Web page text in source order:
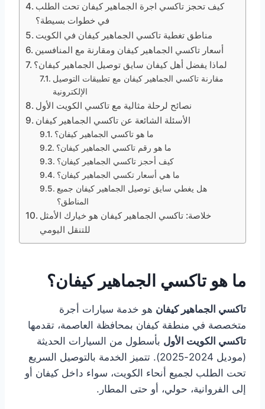
كيف تحجز تاكسي اجرة الجماهير كيفان تحت الطلب
في خطوات بسيطة؟
مناطق تغطية تاكسي الجماهير كيفان في الكويت
أسعار تاكسي الجماهير كيفان ومقارنة مع المنافسين
لماذا يفضل أهل كيفان سايق توصيل الجماهير كيفان؟
مقارنة تاكسي الجماهير كيفان مع تطبيقات التوصيل
الإلكترونية
نصائح لرحلة مثالية مع تاكسي الكويت الأول
الأسئلة الشائعة عن تاكسي الجماهير كيفان
ما هو تاكسي الجماهير كيفان؟
ما هو رقم تاكسي الجماهير كيفان؟
كيف أحجز تاكسي الجماهير كيفان؟
ما هي أسعار تكسي الجماهير كيفان؟
هل يغطي سايق توصيل الجماهير كيفان جميع
المناطق؟
خلاصة: تاكسي الجماهير كيفان هو خيارك الأمثل
للتنقل اليومي
ما هو تاكسي الجماهير كيفان؟
تاكسي الجماهير كيفان هو خدمة سيارات أجرة
متخصصة في منطقة كيفان بمحافظة العاصمة، تقدمها
تاكسي الكويت الأول بأسطول من السيارات الحديثة
(موديل 2024-2025). تتميز الخدمة بالتوصيل السريع
تحت الطلب لجميع أنحاء الكويت، سواء داخل كيفان أو
إلى الفروانية، حولي، أو حتى المطار.